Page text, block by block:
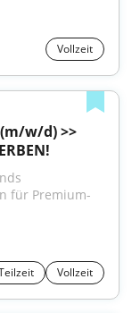
Vollzeit
w/d) >>
für Premium-
Vollzeit